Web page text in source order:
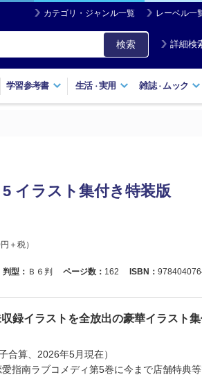
カテゴリ・ジャンル一覧 レーベル一
検索 詳細検
学習参考書 生活・実用 雑誌・ ムック
イラスト集付き特装版
円＋税）
判型： Ｂ６判 ページ数： 162 ISBN：
録イラストを全放出の豪華イラスト
合算、2026年5月現在）
指南ラブコメディ第5巻に今まで店舗特典